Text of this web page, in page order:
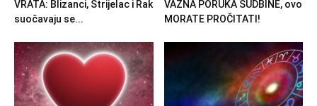
VRATA: Blizanci, Strijelac i Rak
suočavaju se...
VAŽNA PORUKA SUDBINE, ovo
MORATE PROČITATI!